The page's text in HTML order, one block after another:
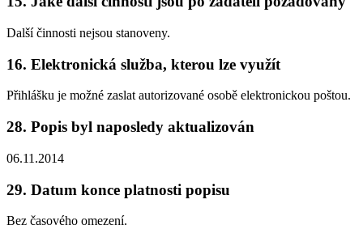
Další činnosti nejsou stanoveny.
16. Elektronická služba, kterou lze využít
Přihlášku je možné zaslat autorizované osobě elektronickou poštou.
28. Popis byl naposledy aktualizován
06.11.2014
29. Datum konce platnosti popisu
Bez časového omezení.